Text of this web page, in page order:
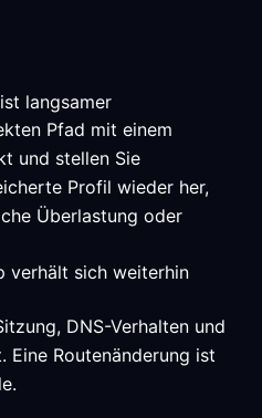
langsamer
Pfad mit einem
und stellen Sie
Profil wieder her,
Überlastung oder
verhält sich weiterhin
DNS-Verhalten und
Eine Routenänderung ist